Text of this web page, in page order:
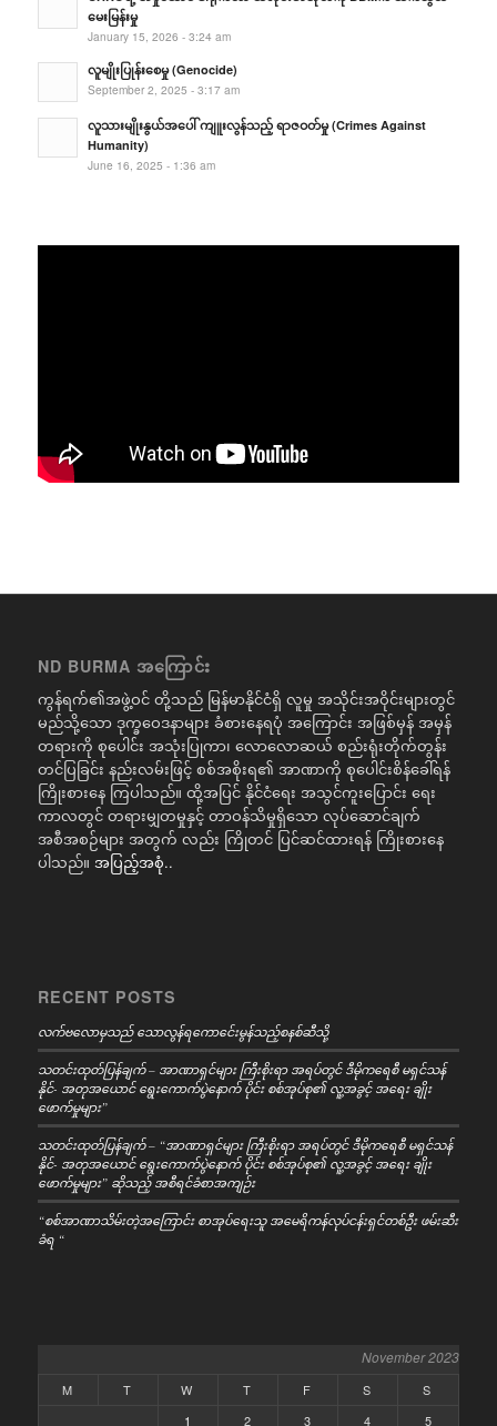
မေးမြန်းမှု
January 15, 2026 - 3:24 am
လူမျိုးပြုန်းစေမှု (Genocide)
September 2, 2025 - 3:17 am
လူသားမျိုးနွယ်အပေါ် ကျူးလွန်သည့် ရာဇဝတ်မှု (Crimes Against
Humanity)
June 16, 2025 - 1:36 am
ND BURMA အကြောင်း
ကွန်ရက်၏အဖွဲ့ဝင် တို့သည် မြန်မာနိုင်ငံရှိ လူမှု အသိုင်းအဝိုင်းများတွင်
မည်သို့သော ဒုက္ခဝေဒနာများ ခံစားနေရပုံ အကြောင်း အဖြစ်မှန် အမှန်
တရားကို စုပေါင်း အသုံးပြုကာ၊ လောလောဆယ် စည်းရုံးတိုက်တွန်း
တင်ပြခြင်း နည်းလမ်းဖြင့် စစ်အစိုးရ၏ အာဏာကို စုပေါင်းစိန်ခေါ်ရန်
ကြိုးစားနေ ကြပါသည်။ ထို့အပြင် နိုင်ငံရေး အသွင်ကူးပြောင်း ရေး
ကာလတွင် တရားမျှတမှုနှင့် တာဝန်သိမှုရှိသော လုပ်ဆောင်ချက်
အစီအစဉ်များ အတွက် လည်း ကြိုတင် ပြင်ဆင်ထားရန် ကြိုးစားနေ
ပါသည်။ အပြည့်အစုံ..
RECENT POSTS
လက်ဗလောမှသည် သောလွန်ရကောင်ေးမွန်သည့်စနစ်ဆီသို့
သတင်းထုတ်ပြန်ချက် – အာဏာရှင်များ ကြီးစိုးရာ အရပ်တွင် ဒီမိုကရေစီ မရှင်သန်
နိုင်- အတုအယောင် ရွေးကောက်ပွဲနောက် ပိုင်း စစ်အုပ်စု၏ လူ့အခွင့် အရေး ချိုး
ဖောက်မှုများ”
သတင်းထုတ်ပြန်ချက် – “အာဏာရှင်များ ကြီးစိုးရာ အရပ်တွင် ဒီမိုကရေစီ မရှင်သန်
နိုင်- အတုအယောင် ရွေးကောက်ပွဲနောက် ပိုင်း စစ်အုပ်စု၏ လူ့အခွင့် အရေး ချိုး
ဖောက်မှုများ” ဆိုသည့် အစီရင်ခံစာအကျဉ်း
“စစ်အာဏာသိမ်းတဲ့အကြောင်း စာအုပ်ရေးသူ အမေရိကန်လုပ်ငန်းရှင်တစ်ဦး ဖမ်းဆီး
ခံရ “
November 2023
M T W T F S
S
1
2 3 4 5